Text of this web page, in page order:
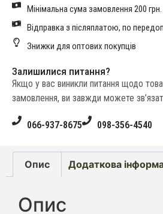
Мінімальна сума замовлення 200 грн.
Відправка з післяплатою, по
Знижки для оптових покупців
Залишилися питання?
Якщо у вас виникли питання щодо
замовлення, ви завжди можете
066-937-8675 098-356-4540
Опис Додаткова
Опис